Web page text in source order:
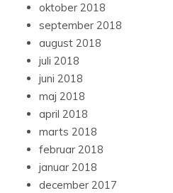
oktober 2018
september 2018
august 2018
juli 2018
juni 2018
maj 2018
april 2018
marts 2018
februar 2018
januar 2018
december 2017